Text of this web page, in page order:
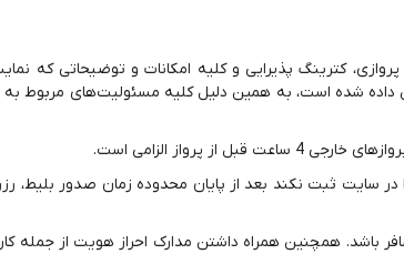
کترینگ پذیرایی و كلیه امكانات و توضیحاتی كه
شده است، به همین دلیل كلیه مسئولیت‌های مربوط به
سایت ثبت نکند بعد از پایان محدوده زمان صدور بلیط،
باشد. همچنین همراه داشتن مدارک احراز هویت از جمله